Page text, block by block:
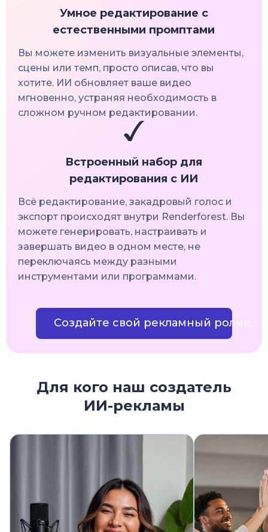
Умное редактирование с
естественными промптами
Вы можете изменить визуальные элементы,
сцены или темп, просто описав, что вы
хотите. ИИ обновляет ваше видео
мгновенно, устраняя необходимость в
сложном ручном редактировании.
Встроенный набор для
редактирования с ИИ
Всё редактирование, закадровый голос и
экспорт происходят внутри Renderforest. Вы
можете генерировать, настраивать и
завершать видео в одном месте, не
переключаясь между разными
инструментами или программами.
Создайте свой рекламный ролик
Для кого наш создатель
ИИ-рекламы